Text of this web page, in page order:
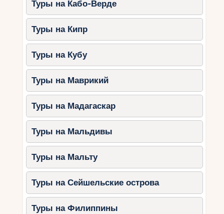
волшебного мира. Насколько важны такие
приключения для нас? Как они влияют на нашу
жизнь и наше самочувствие? Может быть, они
помогают нам найти баланс и убежать от
повседневной суеты? Размышления на эту тему
открывают широкий простор для мыслей и
вдохновляют на новые приключения.
Туры на Кабо-Верде
Туры на Кипр
Туры на Кубу
Туры на Маврикий
Туры на Мадагаскар
Туры на Мальдивы
Туры на Мальту
Туры на Сейшельские острова
Туры на Филиппины